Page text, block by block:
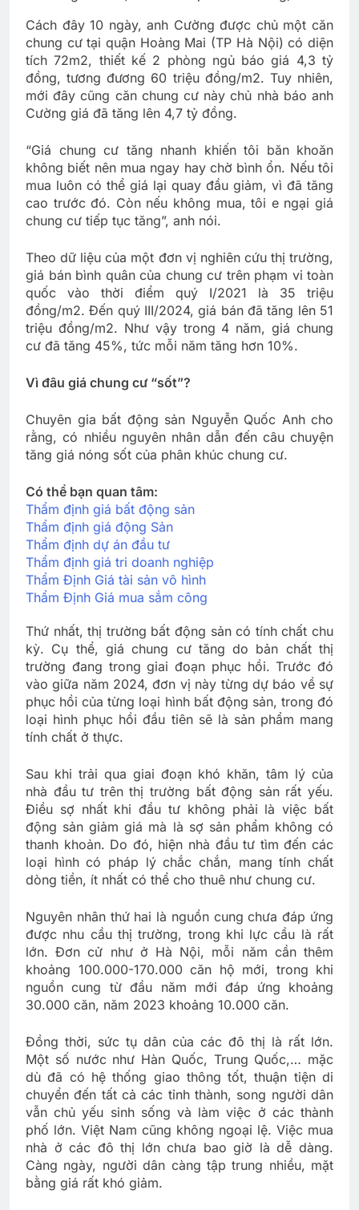
Cách đây 10 ngày, anh Cường được chủ một căn
chung cư tại quận Hoàng Mai (TP Hà Nội) có diện
tích 72m2, thiết kế 2 phòng ngủ báo giá 4,3 tỷ
đồng, tương đương 60 triệu đồng/m2. Tuy nhiên,
mới đây cũng căn chung cư này chủ nhà báo anh
Cường giá đã tăng lên 4,7 tỷ đồng.
“Giá chung cư tăng nhanh khiến tôi băn khoăn
không biết nên mua ngay hay chờ bình ổn. Nếu tôi
mua luôn có thể giá lại quay đầu giảm, vì đã tăng
cao trước đó. Còn nếu không mua, tôi e ngại giá
chung cư tiếp tục tăng”, anh nói.
Theo dữ liệu của một đơn vị nghiên cứu thị trường,
giá bán bình quân của chung cư trên phạm vi toàn
quốc vào thời điểm quý I/2021 là 35 triệu
đồng/m2. Đến quý III/2024, giá bán đã tăng lên 51
triệu đồng/m2. Như vậy trong 4 năm, giá chung
cư đã tăng 45%, tức mỗi năm tăng hơn 10%.
Vì đâu giá chung cư “sốt”?
Chuyên gia bất động sản Nguyễn Quốc Anh cho
rằng, có nhiều nguyên nhân dẫn đến câu chuyện
tăng giá nóng sốt của phân khúc chung cư.
Có thể bạn quan tâm:
Thẩm định giá bất động sản
Thẩm định giá động Sản
Thẩm định dự án đầu tư
Thẩm định giá tri doanh nghiệp
Thẩm Định Giá tài sản vô hình
Thẩm Định Giá mua sắm công
Thứ nhất, thị trường bất động sản có tính chất chu
kỳ. Cụ thể, giá chung cư tăng do bản chất thị
trường đang trong giai đoạn phục hồi. Trước đó
vào giữa năm 2024, đơn vị này từng dự báo về sự
phục hồi của từng loại hình bất động sản, trong đó
loại hình phục hồi đầu tiên sẽ là sản phẩm mang
tính chất ở thực.
Sau khi trải qua giai đoạn khó khăn, tâm lý của
nhà đầu tư trên thị trường bất động sản rất yếu.
Điều sợ nhất khi đầu tư không phải là việc bất
động sản giảm giá mà là sợ sản phẩm không có
thanh khoản. Do đó, hiện nhà đầu tư tìm đến các
loại hình có pháp lý chắc chắn, mang tính chất
dòng tiền, ít nhất có thể cho thuê như chung cư.
Nguyên nhân thứ hai là nguồn cung chưa đáp ứng
được nhu cầu thị trường, trong khi lực cầu là rất
lớn. Đơn cử như ở Hà Nội, mỗi năm cần thêm
khoảng 100.000-170.000 căn hộ mới, trong khi
nguồn cung từ đầu năm mới đáp ứng khoảng
30.000 căn, năm 2023 khoảng 10.000 căn.
Đồng thời, sức tụ dân của các đô thị là rất lớn.
Một số nước như Hàn Quốc, Trung Quốc,… mặc
dù đã có hệ thống giao thông tốt, thuận tiện di
chuyển đến tất cả các tỉnh thành, song người dân
vẫn chủ yếu sinh sống và làm việc ở các thành
phố lớn. Việt Nam cũng không ngoại lệ. Việc mua
nhà ở các đô thị lớn chưa bao giờ là dễ dàng.
Càng ngày, người dân càng tập trung nhiều, mặt
bằng giá rất khó giảm.